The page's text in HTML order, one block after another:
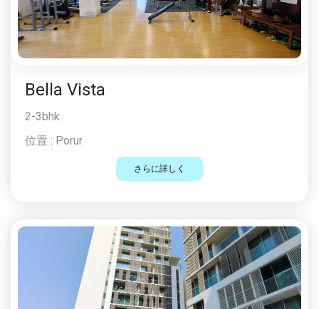
Bella Vista
2-3bhk
位置 : Porur
さらに詳しく